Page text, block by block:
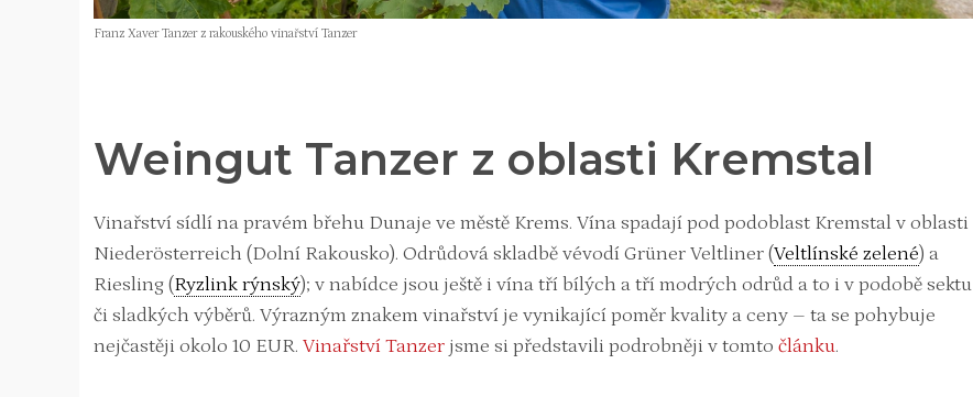
Franz Xaver Tanzer z rakouského vinařství Tanzer
Weingut Tanzer z oblasti Kremstal
Vinařství sídlí na pravém břehu Dunaje ve městě Krems. Vína spadají pod podoblast Kremstal v oblasti
Niederösterreich (Dolní Rakousko). Odrůdová skladbě vévodí Grüner Veltliner (Veltlínské zelené) a
Riesling (Ryzlink rýnský); v nabídce jsou ještě i vína tří bílých a tří modrých odrůd a to i v podobě sektu
či sladkých výběrů. Výrazným znakem vinařství je vynikající poměr kvality a ceny – ta se pohybuje
nejčastěji okolo 10 EUR. Vinařství Tanzer jsme si představili podrobněji v tomto článku.